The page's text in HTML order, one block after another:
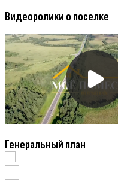
Видеоролики о поселке
Генеральный план